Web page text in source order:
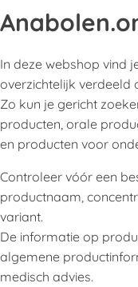
In deze webshop vind
overzichtelijk verdeeld
Zo kun je gericht
producten, orale
en producten voor
Controleer vóór een
productnaam,
variant.
De informatie op
algemene
medisch advies.